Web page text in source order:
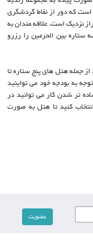
که دور از نقاط گردشگری
نزدیک است. علاقه مندان به
بین الحرمین را رزرو
جمله هتل های پنج ستاره تا
به بودجه خود می تواینید
تر شدن کار می توانید در
کنید تا هتل به صورت